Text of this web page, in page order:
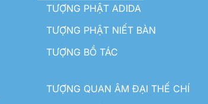
TƯỢNG PHẬT ADIDA
TƯỢNG PHẬT NIẾT BÀN
TƯỢNG BỒ TÁC
TƯỢNG QUAN ÂM ĐẠI THẾ CHÍ